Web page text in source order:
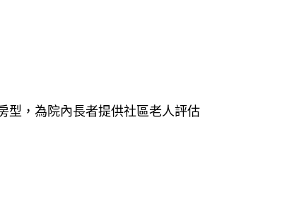
型，為院內長者提供社區老人評估